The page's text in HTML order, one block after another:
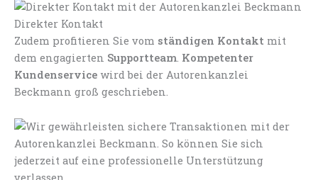
Direkter Kontakt
Zudem profitieren Sie vom ständigen Kontakt mit
dem engagierten Supportteam. Kompetenter
Kundenservice wird bei der Autorenkanzlei
Beckmann groß geschrieben.